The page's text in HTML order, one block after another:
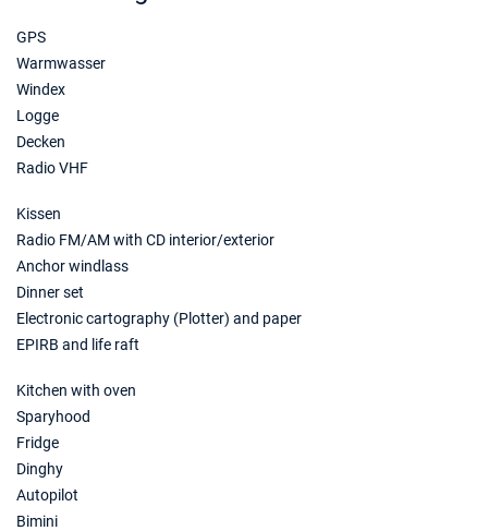
GPS
Warmwasser
Windex
Logge
Decken
Radio VHF
Kissen
Radio FM/AM with CD interior/exterior
Anchor windlass
Dinner set
Electronic cartography (Plotter) and paper
EPIRB and life raft
Kitchen with oven
Sparyhood
Fridge
Dinghy
Autopilot
Bimini